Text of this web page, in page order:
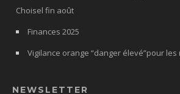
Choisel fin août
Finances 2025
Vigilance orange “danger élevé”pour
NEWSLETTER